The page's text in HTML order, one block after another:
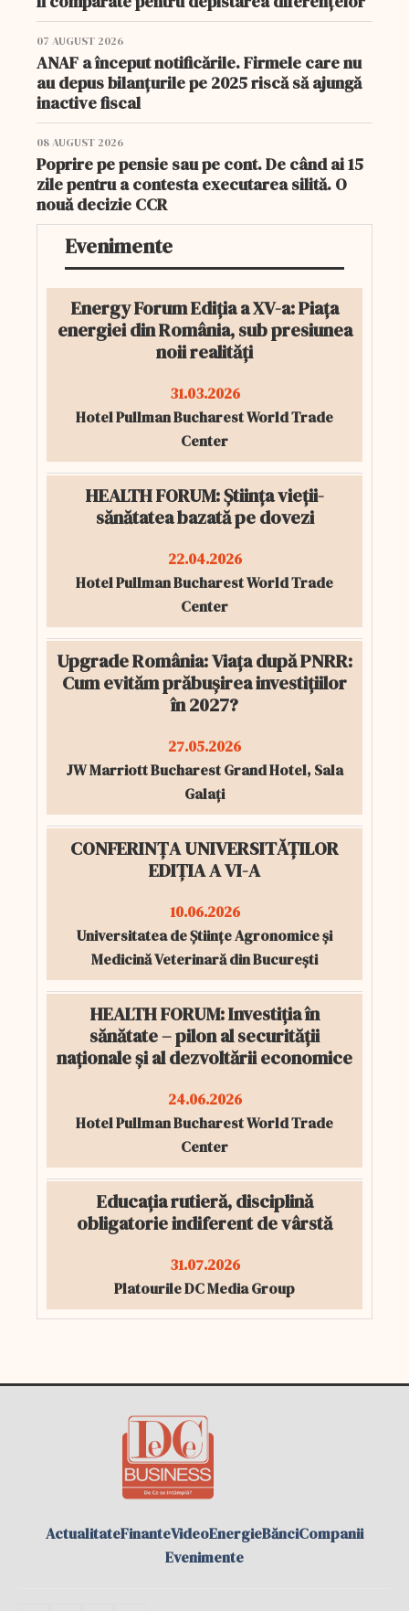
07 AUGUST 2026
ANAF a început notificările. Firmele care nu
au depus bilanțurile pe 2025 riscă să ajungă
inactive fiscal
08 AUGUST 2026
Poprire pe pensie sau pe cont. De când ai 15
zile pentru a contesta executarea silită. O
nouă decizie CCR
Evenimente
Energy Forum Ediția a XV-a: Piața
energiei din România, sub presiunea
noii realități
31.03.2026
Hotel Pullman Bucharest World Trade
Center
HEALTH FORUM: Știința vieții-
sănătatea bazată pe dovezi
22.04.2026
Hotel Pullman Bucharest World Trade
Center
Upgrade România: Viața după PNRR:
Cum evităm prăbușirea investițiilor
în 2027?
27.05.2026
JW Marriott Bucharest Grand Hotel, Sala
Galați
CONFERINȚA UNIVERSITĂȚILOR
EDIȚIA A VI-A
10.06.2026
Universitatea de Științe Agronomice și
Medicină Veterinară din București
HEALTH FORUM: Investiția în
sănătate – pilon al securității
naționale și al dezvoltării economice
24.06.2026
Hotel Pullman Bucharest World Trade
Center
Educația rutieră, disciplină
obligatorie indiferent de vârstă
31.07.2026
Platourile DC Media Group
ActualitateFinanteVideoEnergieBănciCompanii
Evenimente